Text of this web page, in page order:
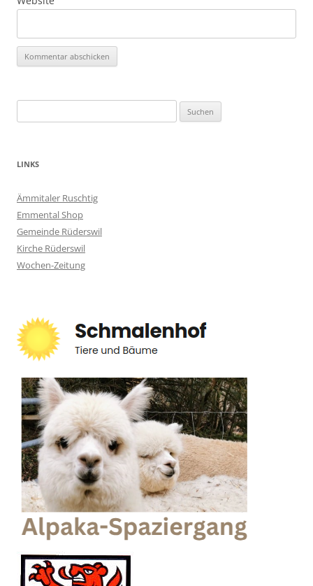
nach:
LINKS
Ämmitaler Ruschtig
Emmental Shop
Gemeinde Rüderswil
Kirche Rüderswil
Wochen-Zeitung